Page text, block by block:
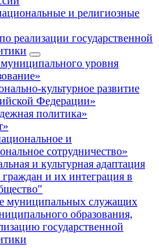
и религиозные
реализации государственной
уровня
культурное развитие
Федерации»
политика»
и
сотрудничество»
и культурная адаптация
и их интеграция в
муниципальных служащих
образования,
государственной